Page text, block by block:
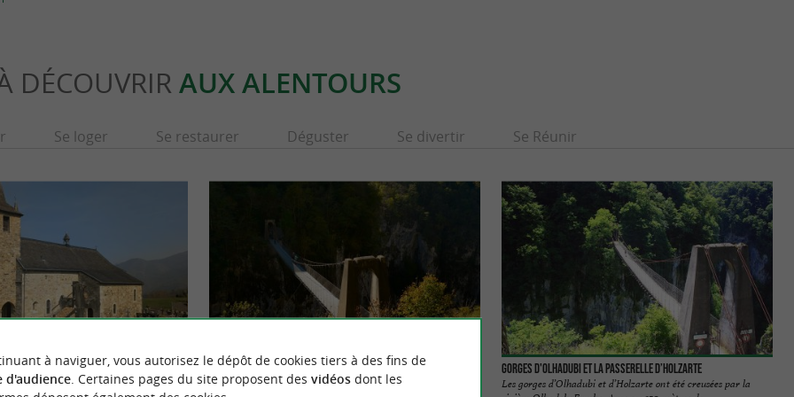
DÉCOUVRIR AUX ALENTOURS
Se loger Se restaurer Déguster Se divertir Se Réunir
Cet édifice, entrepris en 1193, était à
Le pont suspendu d'Holzarte
ACCÈS voiture Laisser la voiture aux places de stationnement
Gorges d'Olhadubi et la passerelle d’Holzarte
Les gorges d’Olhadubi et d’Holzarte ont été creusées par la
à naviguer, vous autorisez le dépôt de cookies tiers à des fins de
d'audience. Certaines pages du site proposent des vidéosdont les